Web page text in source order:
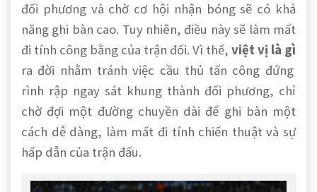
đối phương và chờ cơ hội nhận bóng sẽ có khả
năng ghi bàn cao. Tuy nhiên, điều này sẽ làm mất
đi tính công bằng của trận đối. Vì thế, việt vị là gì
ra đời nhằm tránh việc cầu thủ tấn công đứng
rình rập ngay sát khung thành đối phương, chỉ
chờ đợi một đường chuyền dài để ghi bàn một
cách dễ dàng, làm mất đi tính chiến thuật và sự
hấp dẫn của trận đấu.